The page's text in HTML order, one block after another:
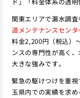
関東エリアで漏水調
道メンテナンスセンタ
料金2,200円（税込）
ンスの専門性が高く
大きな強みです。
緊急の駆けつけを重視
玉県内での実績を求め